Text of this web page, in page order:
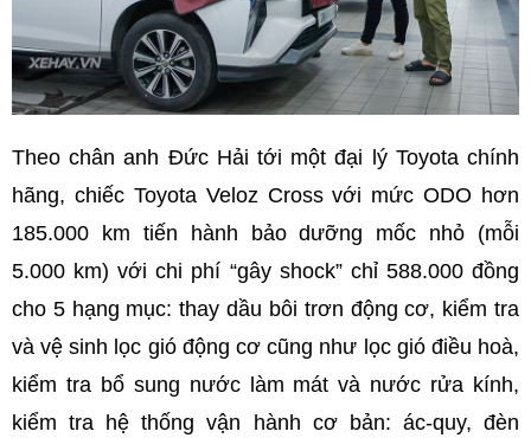
Theo chân anh Đức Hải tới một đại lý Toyota chính
hãng, chiếc Toyota Veloz Cross với mức ODO hơn
185.000 km tiến hành bảo dưỡng mốc nhỏ (mỗi
5.000 km) với chi phí “gây shock” chỉ 588.000 đồng
cho 5 hạng mục: thay dầu bôi trơn động cơ, kiểm tra
và vệ sinh lọc gió động cơ cũng như lọc gió điều hoà,
kiểm tra bổ sung nước làm mát và nước rửa kính,
kiểm tra hệ thống vận hành cơ bản: ác-quy, đèn